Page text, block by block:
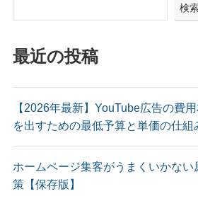
検
最近の投稿
【2026年最新】YouTube広告の費
を出すための最低予算と単価の仕組
ホームページ集客がうまくいかな
策【保存版】